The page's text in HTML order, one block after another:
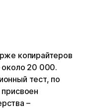
копирайтеров
20 000.
тест, по
–